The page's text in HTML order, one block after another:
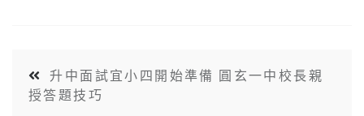
升中面試宜小四開始準備 圓玄一中校長親
授答題技巧